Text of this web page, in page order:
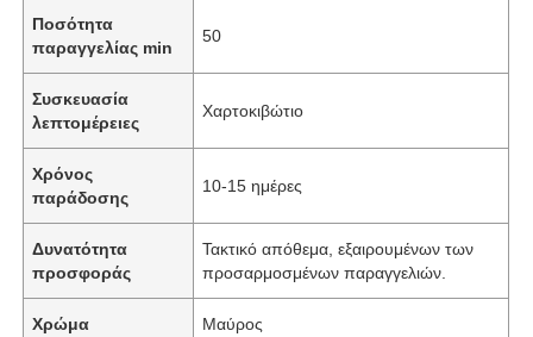
Ποσότητα
παραγγελίας min
50
Συσκευασία
λεπτομέρειες
Χαρτοκιβώτιο
Χρόνος
παράδοσης
10-15 ημέρες
Δυνατότητα
προσφοράς
Τακτικό απόθεμα, εξαιρουμένων των
προσαρμοσμένων παραγγελιών.
Χρώμα Μαύρος